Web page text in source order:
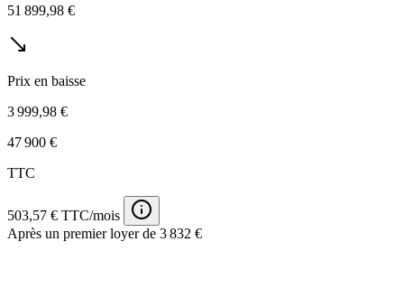
51 899,98 €
Prix en baisse
3 999,98 €
47 900 €
TTC
503,57 € TTC/mois
Après un premier loyer de 3 832 €